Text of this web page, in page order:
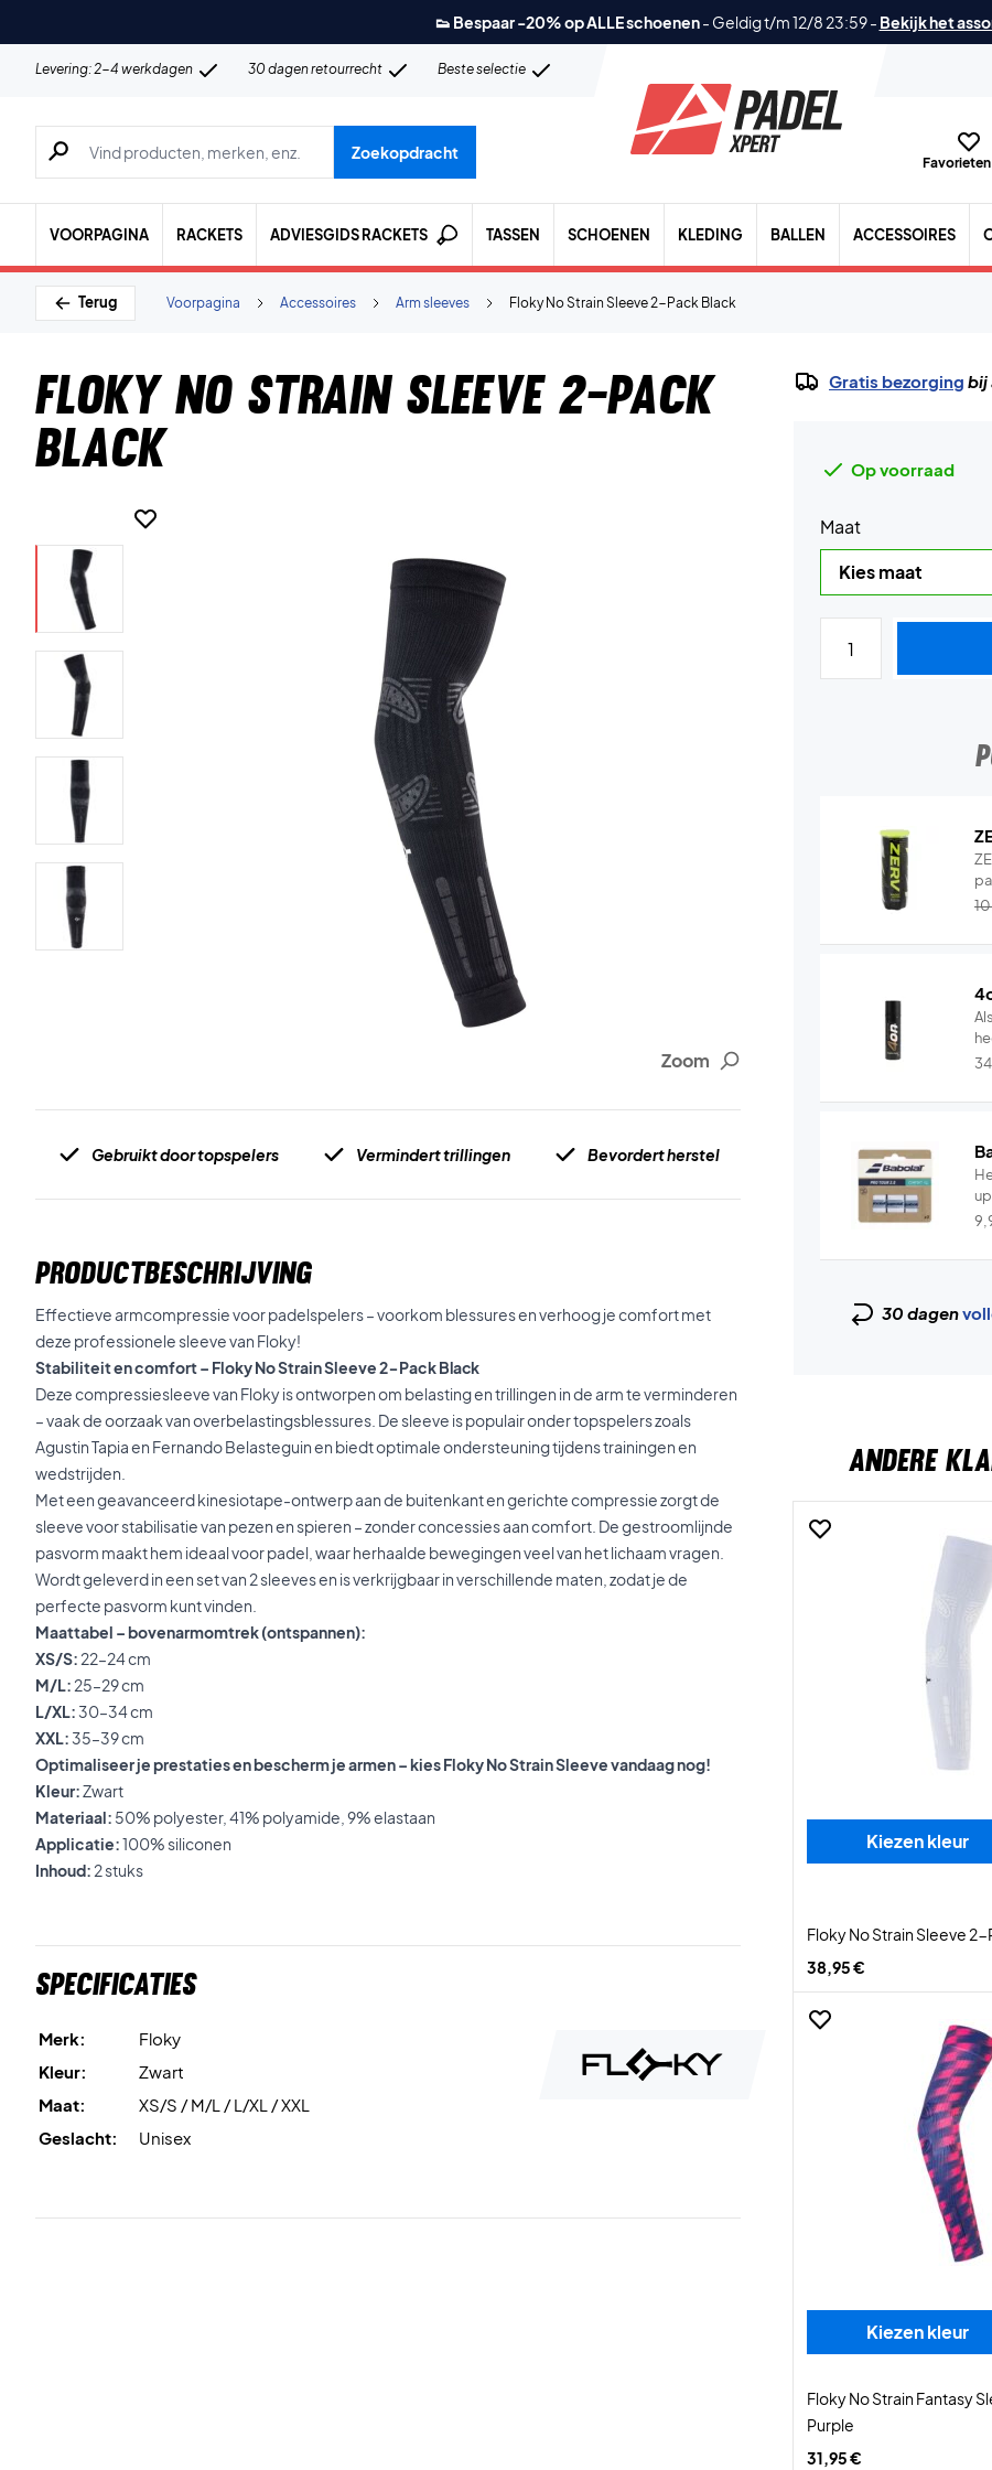
👟 Bespaar -20% op ALLE schoenen- Geldig t/m 12/8 23:59- Bekijk het
Levering: 2-4 werkdagen 30 dagen retourrecht Beste selectie
Zoeken naar producten, merken etc.
Zoekopdracht
Favorieten
VOORPAGINA RACKETS ADVIESGIDS RACKETS TASSEN SCHOENEN KLEDING BALLEN ACCESSOIRES
Terug Floky No Strain Sleeve 2-Pack Black
Arm sleeves
Accessoires
Voorpagina
Floky No Strain Sleeve 2-Pack
Black
Zoom
Gebruikt door topspelers Vermindert trillingen Bevordert herstel
PRODUCTBESCHRIJVING
Effectieve armcompressie voor padelspelers – voorkom blessures en verhoog je comfort met
deze professionele sleeve van Floky!
Stabiliteit en comfort – Floky No Strain Sleeve 2-PackBlack
Deze compressiesleeve van Floky is ontworpen om belasting en trillingen in de arm te verminderen
– vaak de oorzaak van overbelastingsblessures. De sleeve is populair onder topspelers zoals
Agustin Tapia en Fernando Belasteguin en biedt optimale ondersteuning tijdens trainingen en
wedstrijden.
Met een geavanceerd kinesiotape-ontwerp aan de buitenkant en gerichte compressie zorgt de
sleeve voor stabilisatie van pezen en spieren – zonder concessies aan comfort. De gestroomlijnde
pasvorm maakt hem ideaal voor padel, waar herhaalde bewegingen veel van het lichaam vragen.
Wordt geleverd in een set van 2 sleeves en is verkrijgbaar in verschillende maten, zodat je de
perfecte pasvorm kunt vinden.
Maattabel – bovenarmomtrek (ontspannen):
XS/S: 22–24 cm
M/L: 25–29 cm
L/XL:30–34 cm
XXL:35–39 cm
Optimaliseer je prestaties en bescherm je armen – kies Floky No Strain Sleeve vandaag nog!
Kleur:Zwart
Materiaal: 50% polyester, 41% polyamide, 9% elastaan
Applicatie:100% siliconen
Inhoud: 2 stuks
Specificaties
Merk:
Floky
Kleur:
Zwart
Maat:
XS/S / M/L / L/XL / XXL
Geslacht:
Unisex
Gratis bezorging bij
Op voorraad
Maat
30 dagen
ANDERE
Kiezen kleur
Floky No Strain Sleeve 2-
38,95 €
Kiezen kleur
Floky No Strain Fantasy
Purple
31,95 €